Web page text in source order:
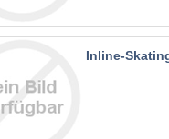
Inline-